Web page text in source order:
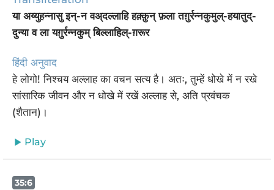
या अय्युहन्नासु इन्-न वअ्दल्लाहि हक़्क़ुन् फ़ला तग़ुर्रन्नकुमुल्-हयातुद्-
दुन्या व ला यग़ुर्रन्नकुम् बिल्लाहिल्-ग़रूर
हिंदी अनुवाद
हे लोगो! निश्चय अल्लाह का वचन सत्य है। अतः, तुम्हें धोखे में न रखे
सांसारिक जीवन और न धोखे में रखें अल्लाह से, अति प्रवंचक
(शैतान)।
Play
35:6